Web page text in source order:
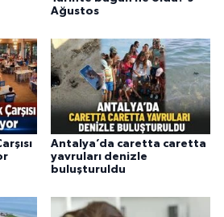
Ağustos
Antalya’da caretta caretta
yavruları denizle
buluşturuldu